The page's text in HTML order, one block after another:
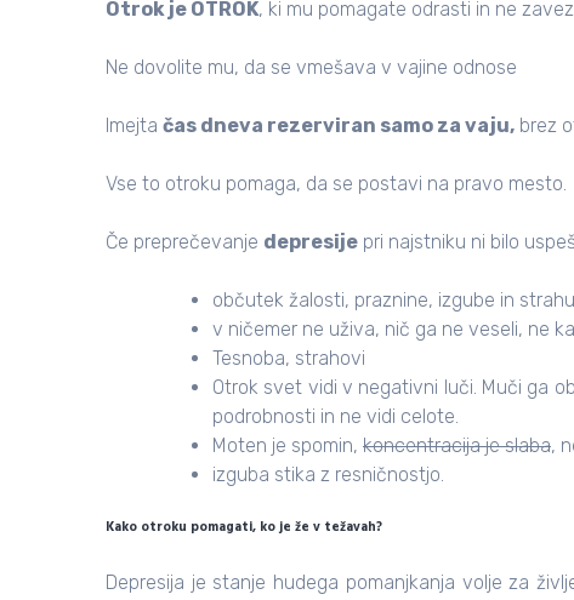
Otrok je OTROK, ki mu pomagate odrasti in ne
Ne dovolite mu, da se vmešava v vajine odnose
Imejta čas dneva rezerviran samo za vaju, brez
Vse to otroku pomaga, da se postavi na pravo mesto.
Če preprečevanje depresije pri najstniku ni bilo
občutek žalosti, praznine, izgube in strahu
v ničemer ne uživa, nič ga ne veseli, ne
Tesnoba, strahovi
Otrok svet vidi v negativni luči. Muči ga
podrobnosti in ne vidi celote.
Moten je spomin, koncentracija je slaba,
izguba stika z resničnostjo.
Kako otroku pomagati, ko je že v težavah?
Depresija je stanje hudega pomanjkanja volje za